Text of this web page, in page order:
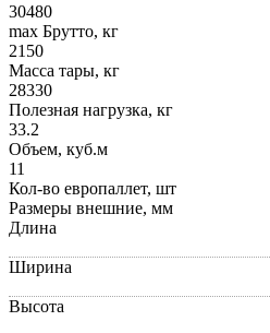
30480
max Брутто, кг
2150
Масса тары, кг
28330
Полезная нагрузка, кг
33.2
Объем, куб.м
11
Кол-во европаллет, шт
Размеры внешние, мм
Длина
Ширина
Высота